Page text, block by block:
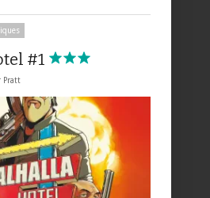
#1
Pratt